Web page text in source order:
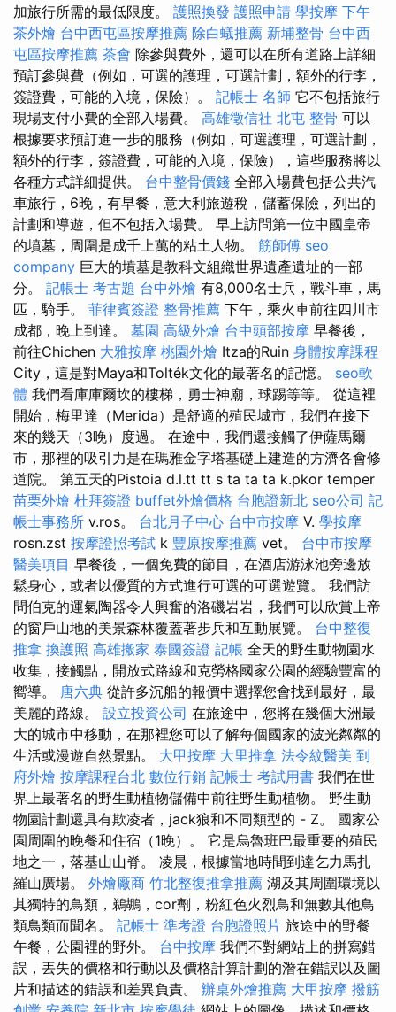
加旅行所需的最低限度。 護照換發 護照申請 學按摩 下午
茶外燴 台中西屯區按摩推薦 除白蟻推薦 新埔整骨 台中西
屯區按摩推薦 茶會 除參與費外，還可以在所有道路上詳細
預訂參與費（例如，可選的護理，可選計劃，額外的行李，
簽證費，可能的入境，保險）。 記帳士 名師 它不包括旅行
現場支付小費的全部入場費。 高雄徵信社 北屯 整骨 可以
根據要求預訂進一步的服務（例如，可選護理，可選計劃，
額外的行李，簽證費，可能的入境，保險），這些服務將以
各種方式詳細提供。 台中整骨價錢 全部入場費包括公共汽
車旅行，6晚，有早餐，意大利旅遊稅，儲蓄保險，列出的
計劃和導遊，但不包括入場費。 早上訪問第一位中國皇帝
的墳墓，周圍是成千上萬的粘土人物。 筋師傅 seo
company 巨大的墳墓是教科文組織世界遺產遺址的一部
分。 記帳士 考古題 台中外燴 有8,000名士兵，戰斗車，馬
匹，騎手。 菲律賓簽證 整骨推薦 下午，乘火車前往四川市
成都，晚上到達。 墓園 高級外燴 台中頭部按摩 早餐後，
前往Chichen 大雅按摩 桃園外燴 Itza的Ruin 身體按摩課程
City，這是對Maya和Tolték文化的最著名的記憶。 seo軟
體 我們看庫庫爾坎的樓梯，勇士神廟，球踢等等。 從這裡
開始，梅里達（Merida）是舒適的殖民城市，我們在接下
來的幾天（3晚）度過。 在途中，我們還接觸了伊薩馬爾
市，那裡的吸引力是在瑪雅金字塔基礎上建造的方濟各會修
道院。 第五天的Pistoia d.l.tt tt s ta ta ta k.pkor temper
苗栗外燴 杜拜簽證 buffet外燴價格 台胞證新北 seo公司 記
帳士事務所 v.ros。 台北月子中心 台中市按摩 V. 學按摩
rosn.zst 按摩證照考試 k 豐原按摩推薦 vet。 台中市按摩
醫美項目 早餐後，一個免費的節目，在酒店游泳池旁邊放
鬆身心，或者以優質的方式進行可選的可選遊覽。 我們訪
問伯克的運氣陶器令人興奮的洛磯岩岩，我們可以欣賞上帝
的窗戶山地的美景森林覆蓋著步兵和互動展覽。 台中整復
推拿 換護照 高雄搬家 泰國簽證 記帳 全天的野生動物園水
收集，接觸點，開放式路線和克勞格國家公園的經驗豐富的
嚮導。 唐六典 從許多沉船的報價中選擇您會找到最好，最
美麗的路線。 設立投資公司 在旅途中，您將在幾個大洲最
大的城市中移動，在那裡您可以了解每個國家的波光粼粼的
生活或漫遊自然景點。 大甲按摩 大里推拿 法令紋醫美 到
府外燴 按摩課程台北 數位行銷 記帳士 考試用書 我們在世
界上最著名的野生動植物儲備中前往野生動植物。 野生動
物園計劃還具有欺凌者，jack狼和不同類型的 - Z。 國家公
園周圍的晚餐和住宿（1晚）。 它是烏魯班巴最重要的殖民
地之一，落基山山脊。 凌晨，根據當地時間到達乞力馬扎
羅山廣場。 外燴廠商 竹北整復推拿推薦 湖及其周圍環境以
其獨特的鳥類，鵜鶘，cor劑，粉紅色火烈鳥和無數其他鳥
類鳥類而聞名。 記帳士 準考證 台胞證照片 旅途中的野餐
午餐，公園裡的野外。 台中按摩 我們不對網站上的拼寫錯
誤，丟失的價格和行動以及價格計算計劃的潛在錯誤以及圖
片和描述的錯誤和差異負責。 辦桌外燴推薦 大甲按摩 撥筋